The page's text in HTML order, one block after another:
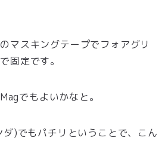
マスキングテープでフォアグリ
固定です。
でもよいかなと。
)でもパチリということで、こん